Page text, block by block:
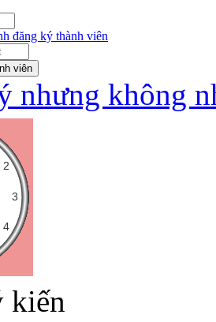
đăng ký thành viên
nhưng không
kiến